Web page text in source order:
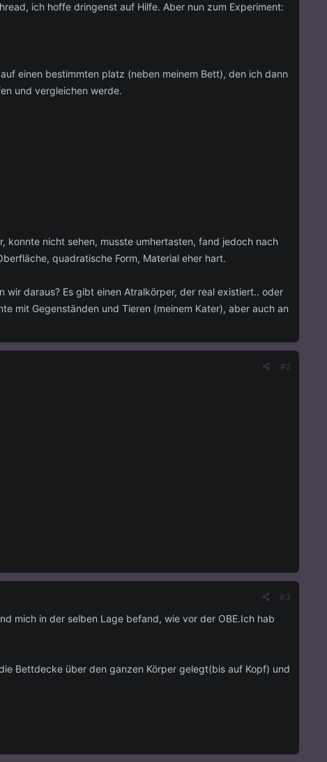
ich hoffe dringenst auf Hilfe. Aber nun zum Experiment:
einen bestimmten platz (neben meinem Bett), den ich dann
und vergleichen werde.
konnte nicht sehen, musste umhertasten, fand jedoch nach
quadratische Form, Material eher hart.
wir daraus? Es gibt einen Atralkörper, der real existiert.. oder
mit Gegenständen und Tieren (meinem Kater), aber auch an
#2
#3
mich in der selben Lage befand, wie vor der OBE.Ich hab
Bettdecke über den ganzen Körper gelegt(bis auf Kopf) und